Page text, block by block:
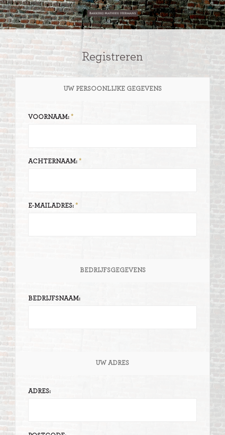
Registreren
UW PERSOONLIJKE GEGEVENS
VOORNAAM:
ACHTERNAAM:
E-MAILADRES:
BEDRIJFSGEGEVENS
BEDRIJFSNAAM:
UW ADRES
ADRES: